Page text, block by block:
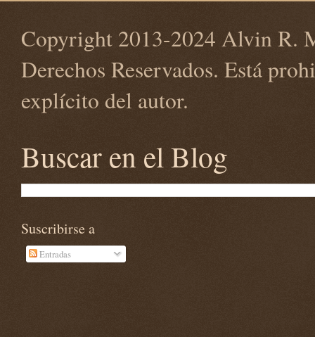
Copyright 2013-2024 Alvin R.
Derechos Reservados. Está
explícito del autor.
Buscar en el Blog
Suscribirse a
Entradas